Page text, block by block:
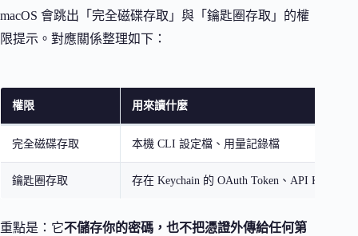
macOS 會跳出「完全磁碟存取」與「鑰匙圈存取」的權
限提示。對應關係整理如下：
權限 用來讀什麼
完全磁碟存取 本機 CLI 設定檔、用量記錄檔
鑰匙圈存取 存在 Keychain 的 OAuth Token、API Key
重點是：它不儲存你的密碼，也不把憑證外傳給任何第